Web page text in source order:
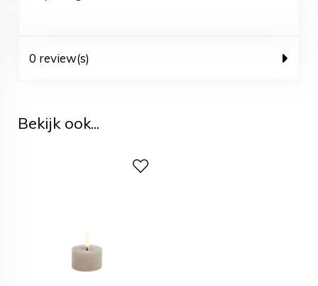
0 review(s)
Bekijk ook...